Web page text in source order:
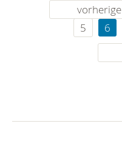
vorherige
5
6